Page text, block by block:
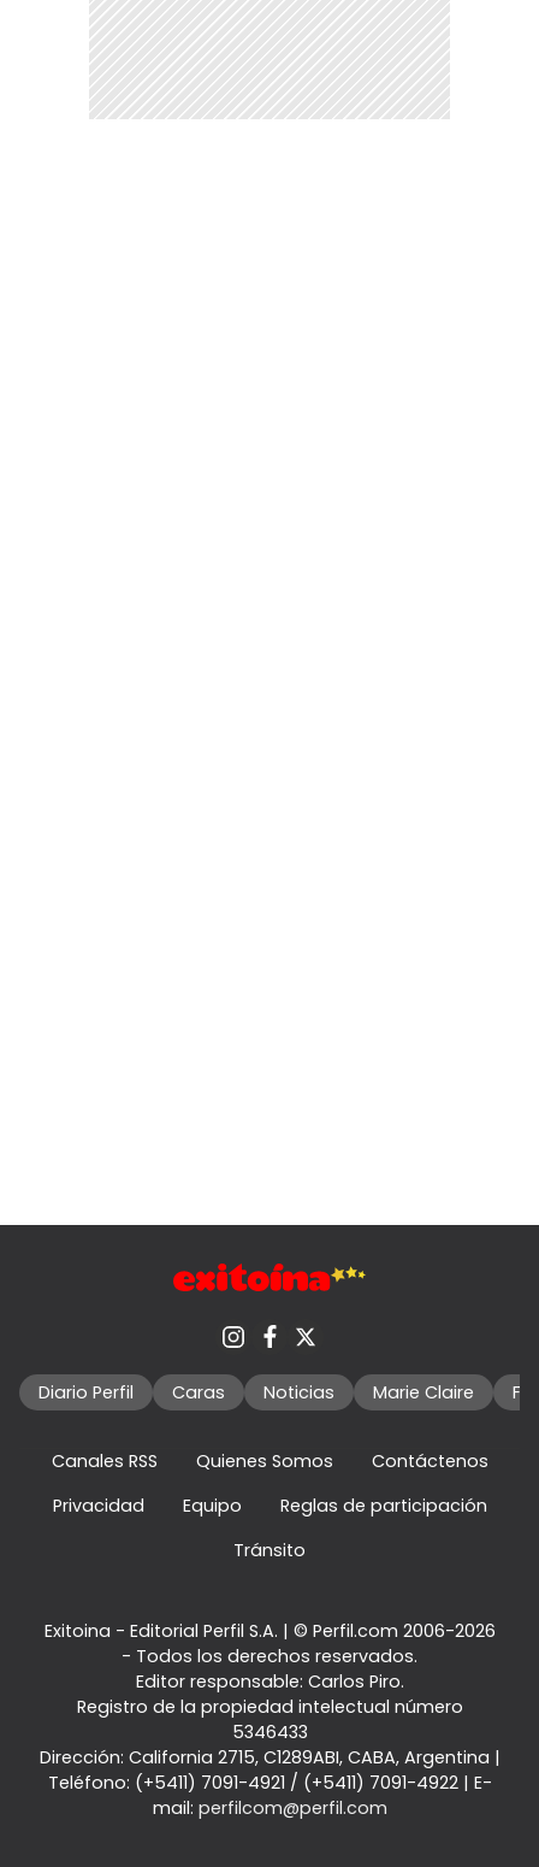
Diario Perfil Caras Noticias Marie Claire
Canales RSS Quienes Somos
Contáctenos
Privacidad
Equipo
Reglas de participación
Tránsito
Exitoina - Editorial Perfil S.A. | © Perfil.com 2006-2026
- Todos los derechos reservados.
Editor responsable: Carlos Piro.
Registro de la propiedad intelectual número
5346433
Dirección: California 2715, C1289ABI, CABA, Argentina |
Teléfono: (+5411) 7091-4921 / (+5411) 7091-4922| E-
mail: perfilcom@perfil.com